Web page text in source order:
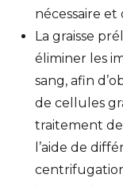
nécessaire
La graisse
éliminer les
sang, afin
de cellules
traitement
l’aide de